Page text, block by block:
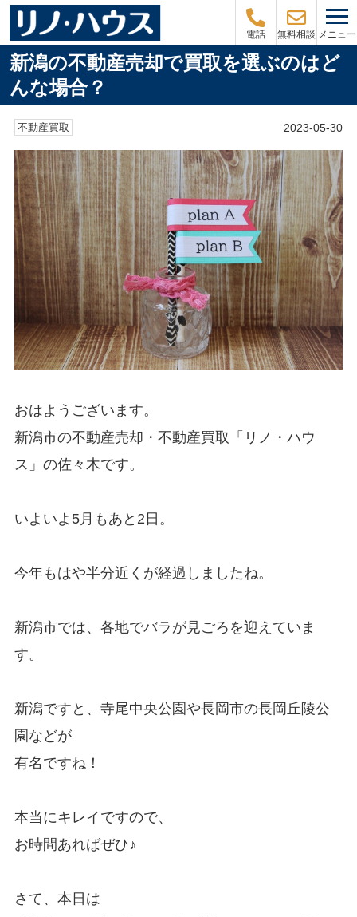
電話 無料相談 メニュー
新潟の不動産売却で買取を選ぶのはど
んな場合？
不動産買取 2023-05-30
おはようございます。
新潟市の不動産売却・不動産買取 「 リノ・ハウ
ス 」の佐々木です。
いよいよ5月もあと2日。
今年もはや半分近くが経過しましたね。
新潟市では、各地でバラが見ごろを迎えていま
す。
新潟ですと、寺尾中央公園や長岡市の長岡丘陵公
園などが
有名ですね！
本当にキレイですので、
お時間あればぜひ♪
さて、本日は